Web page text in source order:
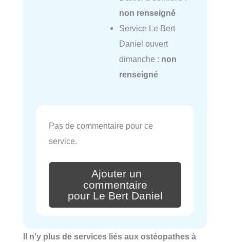
non renseigné
Service Le Bert
Daniel ouvert
dimanche : non
renseigné
Pas de commentaire pour ce
service.
Ajouter un
commentaire
pour Le Bert Daniel
Il n'y plus de services liés aux ostéopathes à